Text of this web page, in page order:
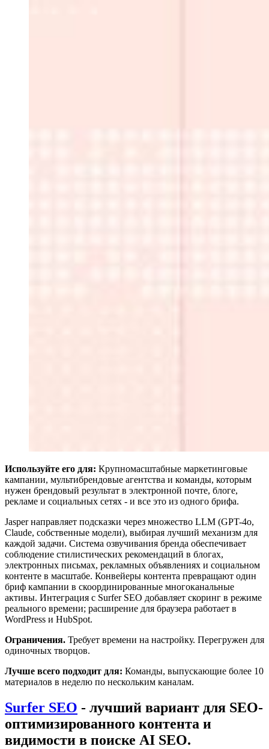
Используйте его для: Крупномасштабные маркетинговые
кампании, мультибрендовые агентства и команды, которым
нужен брендовый результат в электронной почте, блоге,
рекламе и социальных сетях - и все это из одного брифа.
Jasper направляет подсказки через множество LLM (GPT-4o,
Claude, собственные модели), выбирая лучший механизм для
каждой задачи. Система озвучивания бренда обеспечивает
соблюдение стилистических рекомендаций в блогах,
электронных письмах, рекламных объявлениях и социальном
контенте в масштабе. Конвейеры контента превращают один
бриф кампании в скоординированные многоканальные
активы. Интеграция с Surfer SEO добавляет скоринг в режиме
реального времени; расширение для браузера работает в
WordPress и HubSpot.
Ограничения. Требует времени на настройку. Перегружен для
одиночных творцов.
Лучше всего подходит для: Команды, выпускающие более 10
материалов в неделю по нескольким каналам.
Surfer SEO - лучший вариант для SEO-
оптимизированного контента и
видимости в поиске AI SEO.